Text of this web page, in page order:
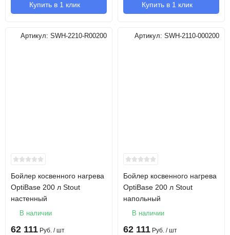
Купить в 1 клик Купить в 1 клик
Артикул: SWH-2210-R00200
Бойлер косвенного нагрева
OptiBase 200 л Stout
настенный
В наличии
62 111 Руб. / шт
Артикул: SWH-2110-000200
Бойлер косвенного нагрева
OptiBase 200 л Stout
напольный
В наличии
62 111 Руб. / шт